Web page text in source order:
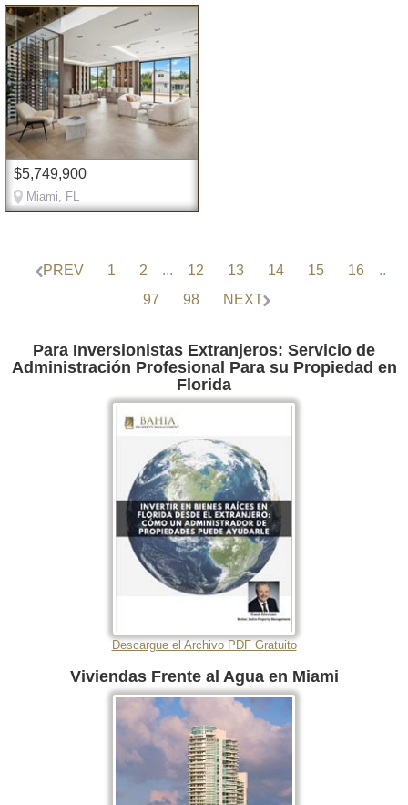
$5,749,900
Miami, FL
PREV 1 2 ... 12 13 14 15 16
..
97
98 NEXT
Para Inversionistas Extranjeros: Servicio de
Administración Profesional Para su Propiedad en
Florida
Descargue el Archivo PDF Gratuito
Viviendas Frente al Agua en Miami